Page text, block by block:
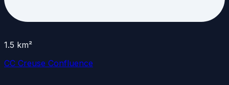
1.5 km²
CC Creuse Confluence